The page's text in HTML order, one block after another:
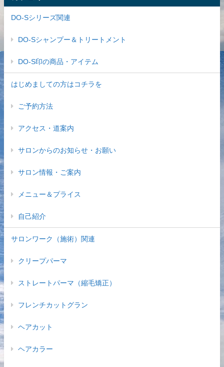
DO-Sシリーズ関連
DO-Sシャンプー＆トリートメント
DO-S印の商品・アイテム
はじめましての方はコチラを
ご予約方法
アクセス・道案内
サロンからのお知らせ・お願い
サロン情報・ご案内
メニュー＆プライス
自己紹介
サロンワーク（施術）関連
クリープパーマ
ストレートパーマ（縮毛矯正）
フレンチカットグラン
ヘアカット
ヘアカラー